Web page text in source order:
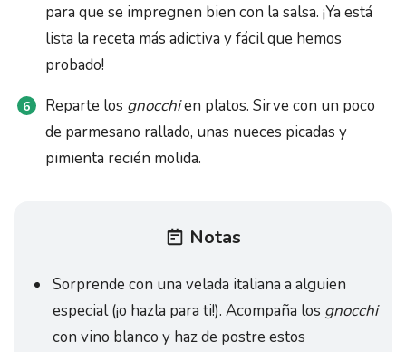
para que se impregnen bien con la salsa. ¡Ya está
lista la receta más adictiva y fácil que hemos
probado!
Reparte los gnocchien platos. Sirve con un poco
de parmesano rallado, unas nueces picadas y
pimienta recién molida.
Notas
Sorprende con una velada italiana a alguien
especial (¡o hazla para ti!). Acompaña los gnocchi
con vino blanco y haz de postre estos